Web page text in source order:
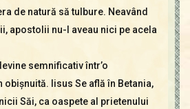
de natură să tulbure. Neavând
apostolii nu-l aveau nici pe acela
semnificativ într’o
Iisus Se află în Betania,
Săi, ca oaspete al prietenului